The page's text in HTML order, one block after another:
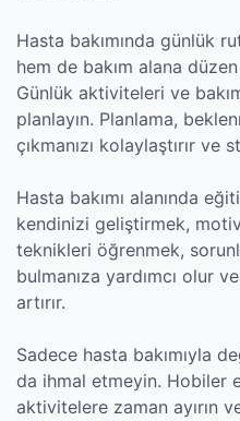
Hasta bakımında günlük
hem de bakım alana
Günlük aktiviteleri ve
planlayın. Planlama,
çıkmanızı kolaylaştırır ve
Hasta bakımı alanında
kendinizi geliştirmek,
teknikleri öğrenmek,
bulmanıza yardımcı olur
artırır.
Sadece hasta bakımıyla
da ihmal etmeyin. Hobiler
aktivitelere zaman ayırın